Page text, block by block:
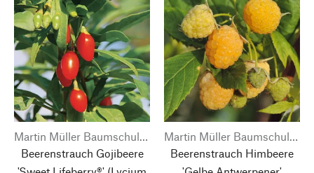
Martin Müller Baumschulen
Beerenstrauch Gojibeere
Martin Müller Baumschulen
Beerenstrauch Himbeere